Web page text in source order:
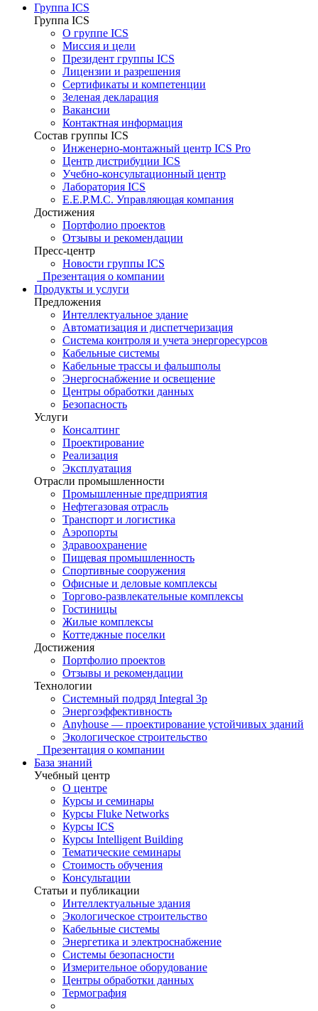
Группа ICS
Группа ICS
О группе ICS
Миссия и цели
Президент группы ICS
Лицензии и разрешения
Сертификаты и компетенции
Зеленая декларация
Вакансии
Контактная информация
Состав группы ICS
Инженерно-монтажный центр ICS Pro
Центр дистрибуции ICS
Учебно-консультационный центр
Лаборатория ICS
E.E.P.M.C. Управляющая компания
Достижения
Портфолио проектов
Отзывы и рекомендации
Пресс-центр
Новости группы ICS
Презентация о компании
Продукты и услуги
Предложения
Интеллектуальное здание
Автоматизация и диспетчеризация
Система контроля и учета энергоресурсов
Кабельные системы
Кабельные трассы и фальшполы
Энергоснабжение и освещение
Центры обработки данных
Безопасность
Услуги
Консалтинг
Проектирование
Реализация
Эксплуатация
Отрасли промышленности
Промышленные предприятия
Нефтегазовая отрасль
Транспорт и логистика
Аэропорты
Здравоохранение
Пищевая промышленность
Спортивные сооружения
Офисные и деловые комплексы
Торгово-развлекательные комплексы
Гостиницы
Жилые комплексы
Коттеджные поселки
Достижения
Портфолио проектов
Отзывы и рекомендации
Технологии
Системный подряд Integral 3p
Энергоэффективность
Anyhouse — проектирование устойчивых зданий
Экологическое строительство
Презентация о компании
База знаний
Учебный центр
О центре
Курсы и семинары
Курсы Fluke Networks
Курсы ICS
Курсы Intelligent Building
Тематические семинары
Стоимость обучения
Консультации
Статьи и публикации
Интеллектуальные здания
Экологическое строительство
Кабельные системы
Энергетика и электроснабжение
Системы безопасности
Измерительное оборудование
Центры обработки данных
Термография